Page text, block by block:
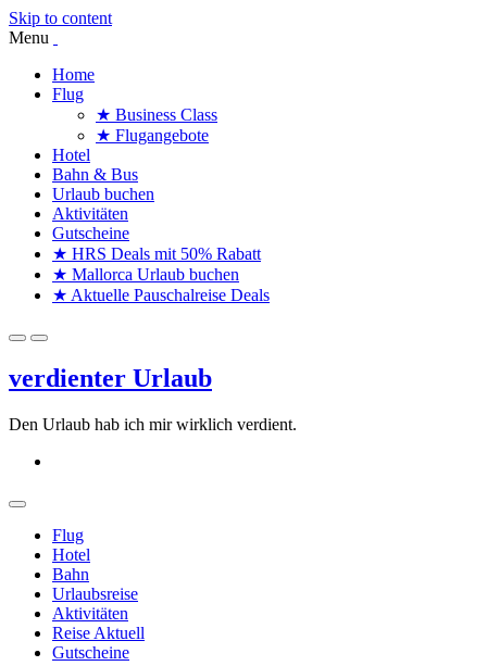
Skip to content
Menu
Home
Flug
★ Business Class
★ Flugangebote
Hotel
Bahn & Bus
Urlaub buchen
Aktivitäten
Gutscheine
★ HRS Deals mit 50% Rabatt
★ Mallorca Urlaub buchen
★ Aktuelle Pauschalreise Deals
verdienter Urlaub
Den Urlaub hab ich mir wirklich verdient.
Flug
Hotel
Bahn
Urlaubsreise
Aktivitäten
Reise Aktuell
Gutscheine